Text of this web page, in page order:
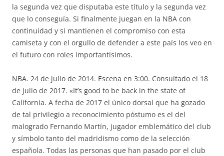
la segunda vez que disputaba este título y la segunda vez
que lo conseguía. Si finalmente juegan en la NBA con
continuidad y si mantienen el compromiso con esta
camiseta y con el orgullo de defender a este país los veo en
el futuro con roles importantísimos.
NBA. 24 de julio de 2014. Escena en 3:00. Consultado el 18
de julio de 2017. «It’s good to be back in the state of
California. A fecha de 2017 el único dorsal que ha gozado
de tal privilegio a reconocimiento póstumo es el del
malogrado Fernando Martín, jugador emblemático del club
y símbolo tanto del madridismo como de la selección
española. Todas las personas que han pasado por el club